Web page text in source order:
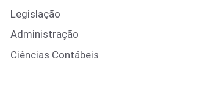
Legislação
Administração
Ciências Contábeis